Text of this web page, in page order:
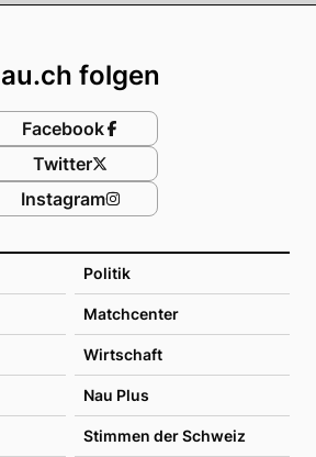
Politik
Matchcenter
Wirtschaft
Nau Plus
Stimmen der Schweiz
folgen
Facebook
Twitter
Instagram